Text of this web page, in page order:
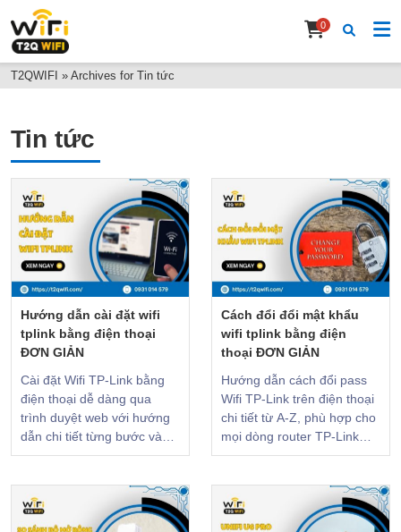
0
T2QWIFI » Archives for Tin tức
Tin tức
Hướng dẫn cài đặt wifi
tplink bằng điện thoại
ĐƠN GIẢN
Cài đặt Wifi TP-Link bằng
điện thoại dễ dàng qua
trình duyệt web với hướng
dẫn chi tiết từng bước và
các lưu ý quan trọng.
Cách đổi đổi mật khẩu
wifi tplink bằng điện
thoại ĐƠN GIẢN
Hướng dẫn cách đổi pass
Wifi TP-Link trên điện thoại
chi tiết từ A-Z, phù hợp cho
mọi dòng router TP-Link
phổ biến hiện nay. CLICK